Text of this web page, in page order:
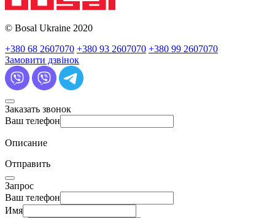
© Bosal Ukraine 2020
+380 68 2607070 +380 93 2607070 +380 99 2607070
Замовити дзвінок
Заказать звонок
Ваш телефон
Описание
Отправить
Запрос
Ваш телефон
Имя